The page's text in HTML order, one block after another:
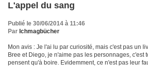
L'appel du sang
Publié le 30/06/2014 à 11:46
Par Ichmagbücher
Mon avis : Je l'ai lu par curiosité, mais c'est pas un
Bree et Diego, je n'aime pas les personnages, c'est
pensent qu'à boire. Evidemment, ce n'est pas leur